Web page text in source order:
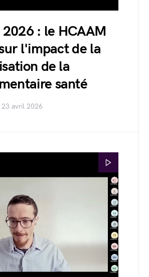
2026 : le HCAAM
l'impact de la
de la
santé
23 avril 2026